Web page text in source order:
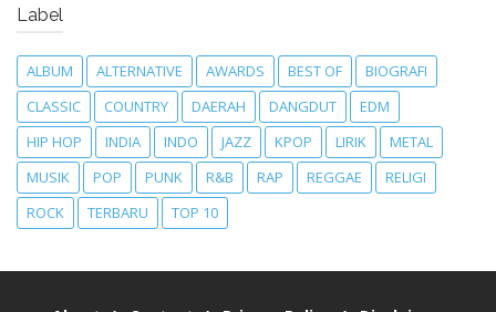
Label
ALBUM ALTERNATIVE AWARDS BEST OF
BIOGRAFI
CLASSIC
COUNTRY DAERAH DANGDUT
EDM
HIP HOP
INDIA INDO JAZZ KPOP LIRIK
METAL
MUSIK
POP PUNK R&B RAP REGGAE
RELIGI
ROCK
TERBARU TOP 10